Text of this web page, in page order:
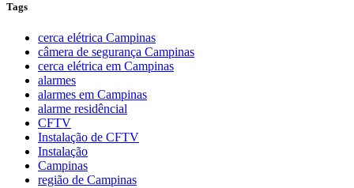
Tags
cerca elétrica Campinas
câmera de segurança Campinas
cerca elétrica em Campinas
alarmes
alarmes em Campinas
alarme residêncial
CFTV
Instalação de CFTV
Instalação
Campinas
região de Campinas